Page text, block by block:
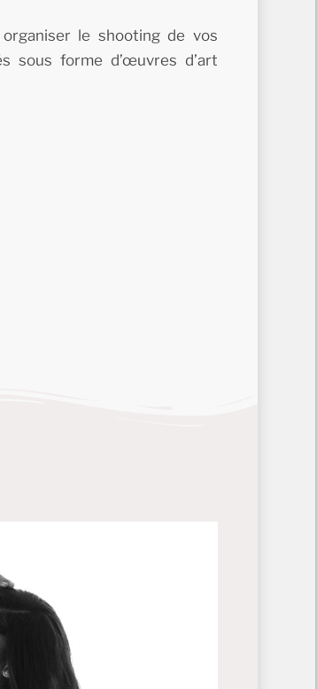
le shooting de vos
sous forme d’œuvres d’art